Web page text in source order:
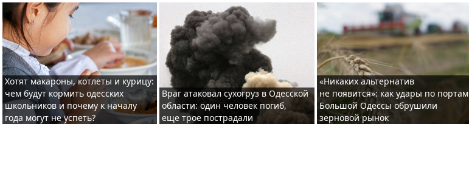
Хотят макароны, котлеты и курицу:
чем будут кормить одесских
школьников и почему к началу
года могут не успеть?
Враг атаковал сухогруз в Одесской
области: один человек погиб,
еще трое пострадали
«Никаких альтернатив
не появится»: как удары по портам
Большой Одессы обрушили
зерновой рынок